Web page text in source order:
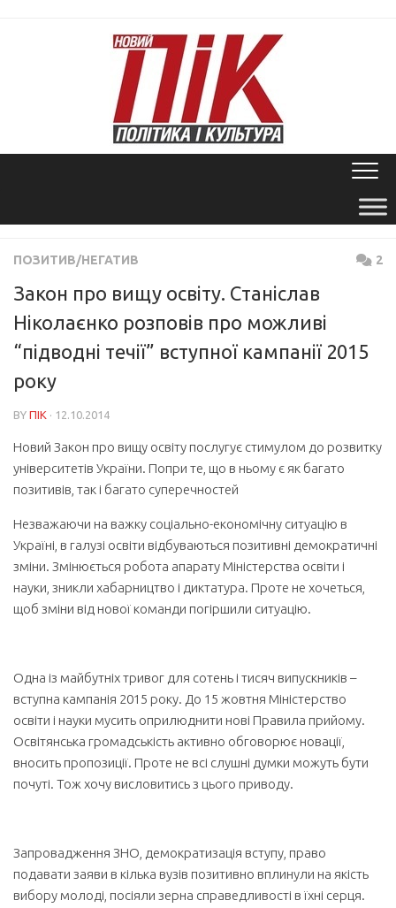
ПОЗИТИВ/НЕГАТИВ 2
Закон про вищу освіту. Cтаніслав
Ніколаєнко розповів про можливі
“підводні течії” вступної кампанії 2015
року
BY ПІК · 12.10.2014
Новий Закон про вищу освіту послугує стимулом до розвитку
університетів України. Попри те, що в ньому є як багато
позитивів, так і багато суперечностей
Незважаючи на важку соціально-економічну ситуацію в
Україні, в галузі освіти відбуваються позитивні демократичні
зміни. Змінюється робота апарату Міністерства освіти і
науки, зникли хабарництво і диктатура. Проте не хочеться,
щоб зміни від нової команди погіршили ситуацію.
Одна із майбутніх тривог для сотень і тисяч випускників –
вступна кампанія 2015 року. До 15 жовтня Міністерство
освіти і науки мусить оприлюднити нові Правила прийому.
Освітянська громадськість активно обговорює новації,
вносить пропозиції. Проте не всі слушні думки можуть бути
почуті. Тож хочу висловитись з цього приводу.
Запровадження ЗНО, демократизація вступу, право
подавати заяви в кілька вузів позитивно вплинули на якість
вибору молоді, посіяли зерна справедливості в їхні серця.